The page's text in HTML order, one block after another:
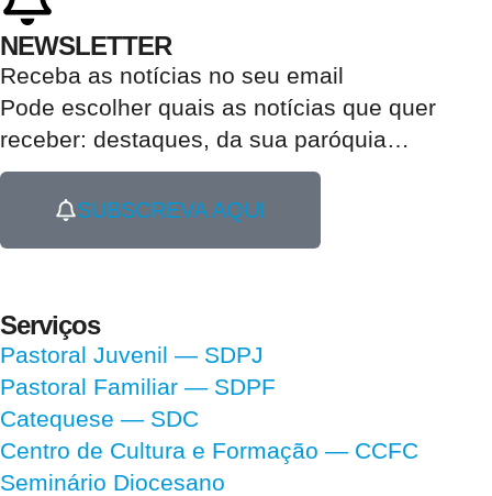
NEWSLETTER
Receba as notícias no seu email​
Pode escolher quais as notícias que quer
receber: destaques, da sua paróquia…
SUBSCREVA AQUI
Serviços
Pastoral Juvenil — SDPJ
Pastoral Familiar — SDPF
Catequese — SDC
Centro de Cultura e Formação — CCFC
Seminário Diocesano